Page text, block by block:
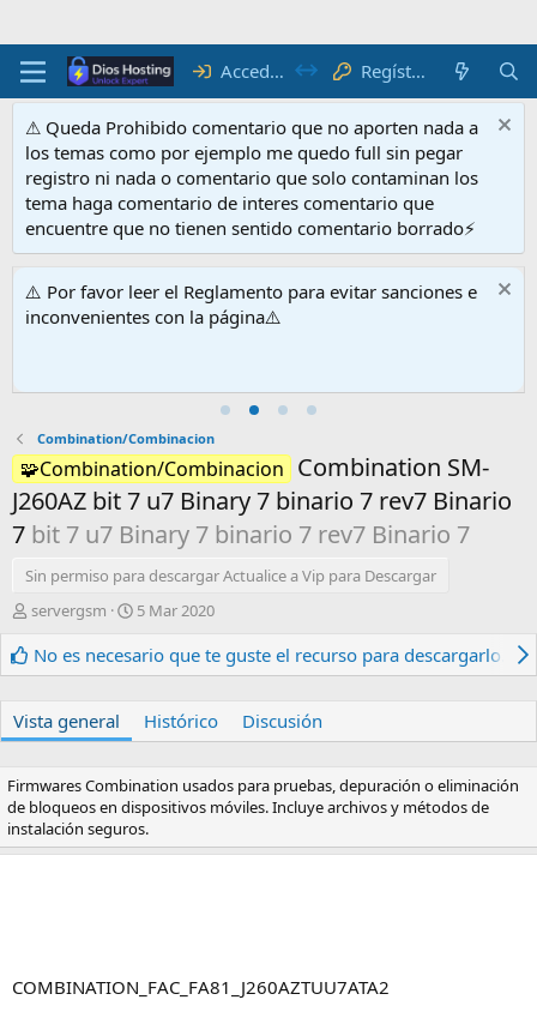
Acceder Regístrate
⚠ Queda Prohibido comentario que no aporten nada a
los temas como por ejemplo me quedo full sin pegar
registro ni nada o comentario que solo contaminan los
tema haga comentario de interes comentario que
encuentre que no tienen sentido comentario borrado⚡
⚠️ Por favor leer el Reglamento para evitar sanciones e
inconvenientes con la página⚠️
Combination/Combinacion
🧩Combination/Combinacion Combination SM-
J260AZ bit 7 u7 Binary 7 binario 7 rev7 Binario
7 bit 7 u7 Binary 7 binario 7 rev7 Binario 7
Sin permiso para descargar Actualice a Vip para Descargar
A
t
o
servergsm
F
c
h
e
r
e
a
c
5 Mar 2020
No es necesario que te guste el recurso para descargarlo.
Vista general Histórico Discusión
Firmwares Combination usados para pruebas, depuración o eliminación
de bloqueos en dispositivos móviles. Incluye archivos y métodos de
instalación seguros.
COMBINATION_FAC_FA81_J260AZTUU7ATA2